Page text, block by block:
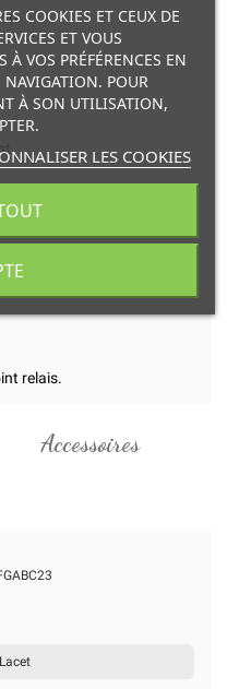
relais.
Accessoires
Lacet
COOKIES ET CEUX DE
ET VOUS
À VOS PRÉFÉRENCES EN
POUR
À SON UTILISATION,
LES COOKIES